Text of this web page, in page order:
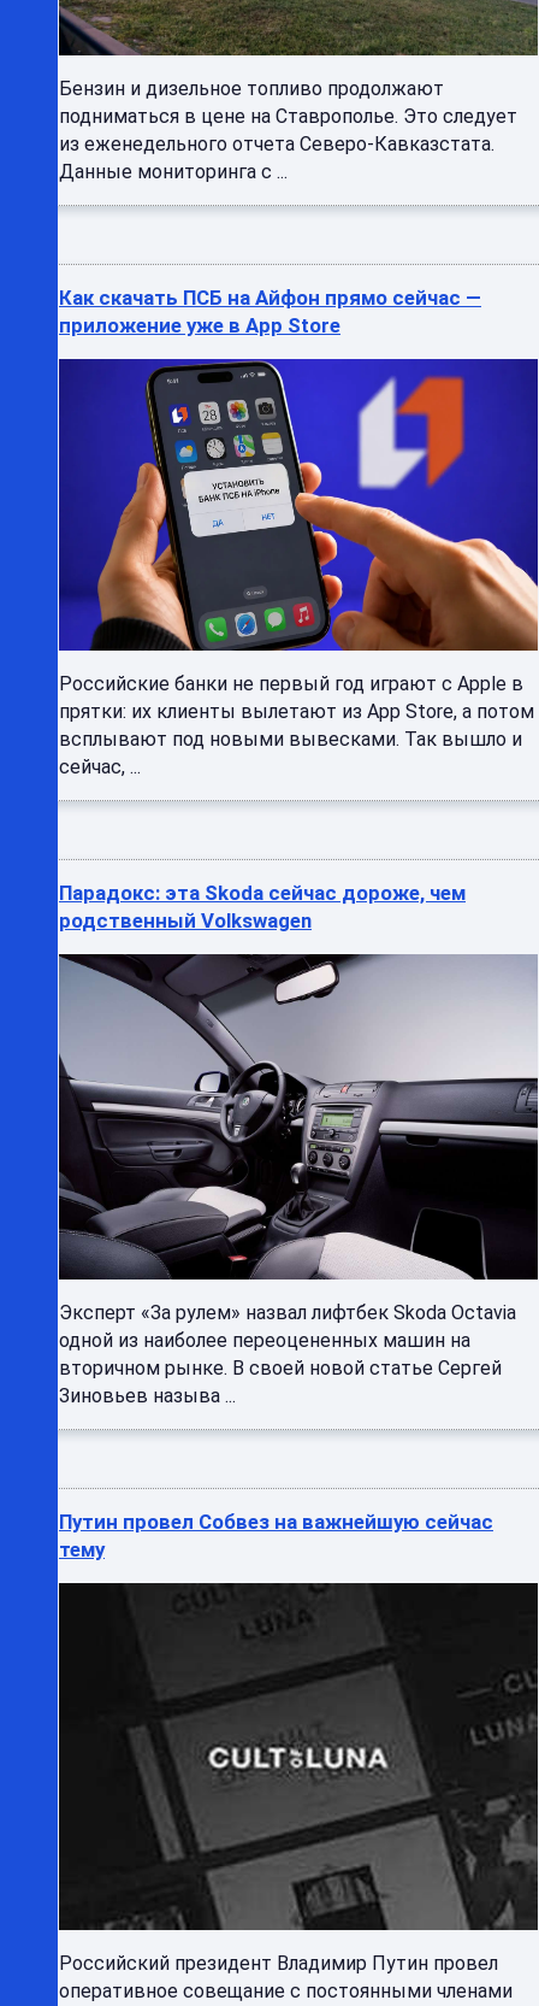
Бензин и дизельное топливо продолжают
подниматься в цене на Ставрополье. Это следует
из еженедельного отчета Северо-Кавказстата.
Данные мониторинга с ...
Как скачать ПСБ на Айфон прямо сейчас —
приложение уже в App Store
Российские банки не первый год играют с Apple в
прятки: их клиенты вылетают из App Store, а потом
всплывают под новыми вывесками. Так вышло и
сейчас, ...
Парадокс: эта Skoda сейчас дороже, чем
родственный Volkswagen
Эксперт «За рулем» назвал лифтбек Skoda Octavia
одной из наиболее переоцененных машин на
вторичном рынке. В своей новой статье Сергей
Зиновьев называ ...
Путин провел Собвез на важнейшую сейчас
тему
Российский президент Владимир Путин провел
оперативное совещание с постоянными членами